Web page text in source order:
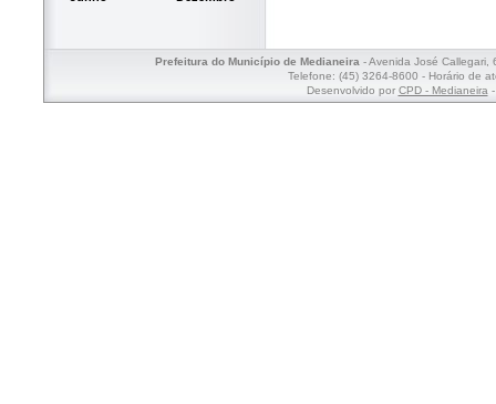
Prefeitura do Município de Medianeira- Avenida José Callegari,
Telefone: (45) 3264-8600 - Horário de
Desenvolvido por CPD - Medianeira-